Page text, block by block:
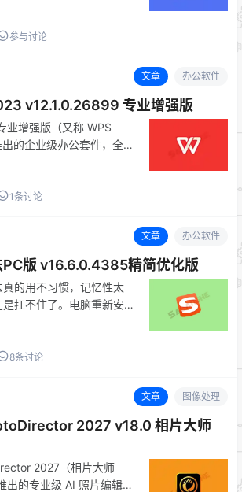
本编写、Unicode 编码全覆
参与讨论
文章 办公软件
v12.1.0.26899 专业增强版
增强版（又称 WPS
的企业级办公套件，全面
步、PDF 编辑与格式转换…
1条讨论
文章 办公软件
版 v16.6.0.4385精简优化版
的用不习惯，记忆性太
扛不住了。电脑重新安装
、词库全、功能强大、外
8条讨论
文章 图像处理
2027 v18.0 相片大师
2027（相片大师
出的专业级 AI 照片编辑及